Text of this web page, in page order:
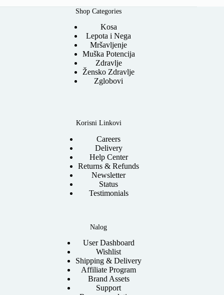
Shop Categories
Kosa
Lepota i Nega
Mršavljenje
Muška Potencija
Zdravlje
Žensko Zdravlje
Zglobovi
Korisni Linkovi
Careers
Delivery
Help Center
Returns & Refunds
Newsletter
Status
Testimonials
Nalog
User Dashboard
Wishlist
Shipping & Delivery
Affiliate Program
Brand Assets
Support